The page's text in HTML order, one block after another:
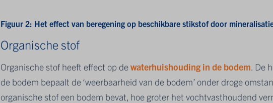
Figuur 2: Het effect van beregening op beschikbare stikstof door
Organische stof
Organische stof heeft effect op dewaterhuishouding in de bodem. De
de bodem bepaalt de ‘weerbaarheid van de bodem’ onder droge
organische stof een bodem bevat, hoe groter het vochtvasthoudend